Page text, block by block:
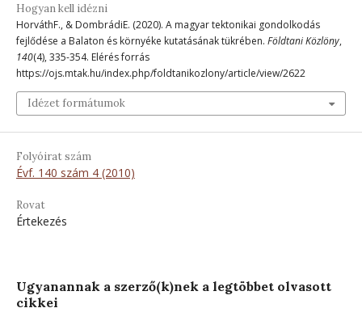
Hogyan kell idézni
HorváthF., & DombrádiE. (2020). A magyar tektonikai gondolkodás
fejlődése a Balaton és környéke kutatásának tükrében. Földtani Közlöny,
140(4), 335-354. Elérés forrás
https://ojs.mtak.hu/index.php/foldtanikozlony/article/view/2622
Idézet formátumok
Folyóirat szám
Évf. 140 szám 4 (2010)
Rovat
Értekezés
Ugyanannak a szerző(k)nek a legtöbbet olvasott
cikkei